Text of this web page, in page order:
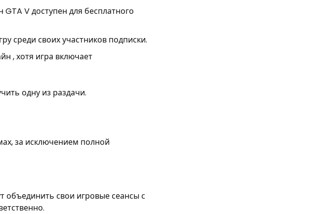
GTA V доступен для бесплатного
среди своих участников подписки.
, хотя игра включает
одну из раздачи.
за исключением полной
объединить свои игровые сеансы с